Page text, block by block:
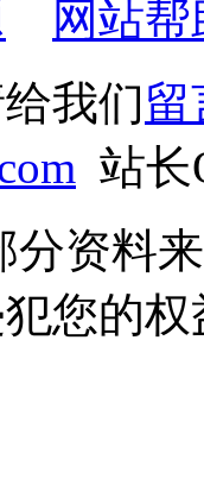
网站帮
我们留
站长
分资料
您的